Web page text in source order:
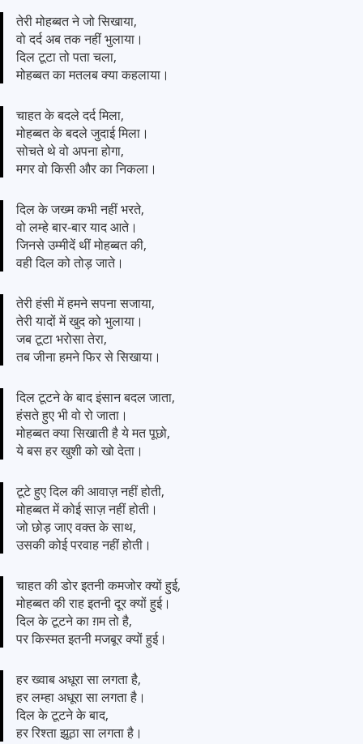
तेरी मोहब्बत ने जो सिखाया,
वो दर्द अब तक नहीं भुलाया।
दिल टूटा तो पता चला,
मोहब्बत का मतलब क्या कहलाया।
चाहत के बदले दर्द मिला,
मोहब्बत के बदले जुदाई मिला।
सोचते थे वो अपना होगा,
मगर वो किसी और का निकला।
दिल के जख्म कभी नहीं भरते,
वो लम्हे बार-बार याद आते।
जिनसे उम्मीदें थीं मोहब्बत की,
वही दिल को तोड़ जाते।
तेरी हंसी में हमने सपना सजाया,
तेरी यादों में खुद को भुलाया।
जब टूटा भरोसा तेरा,
तब जीना हमने फिर से सिखाया।
दिल टूटने के बाद इंसान बदल जाता,
हंसते हुए भी वो रो जाता।
मोहब्बत क्या सिखाती है ये मत पूछो,
ये बस हर खुशी को खो देता।
टूटे हुए दिल की आवाज़ नहीं होती,
मोहब्बत में कोई साज़ नहीं होती।
जो छोड़ जाए वक्त के साथ,
उसकी कोई परवाह नहीं होती।
चाहत की डोर इतनी कमजोर क्यों हुई,
मोहब्बत की राह इतनी दूर क्यों हुई।
दिल के टूटने का ग़म तो है,
पर किस्मत इतनी मजबूर क्यों हुई।
हर ख्वाब अधूरा सा लगता है,
हर लम्हा अधूरा सा लगता है।
दिल के टूटने के बाद,
हर रिश्ता झूठा सा लगता है।